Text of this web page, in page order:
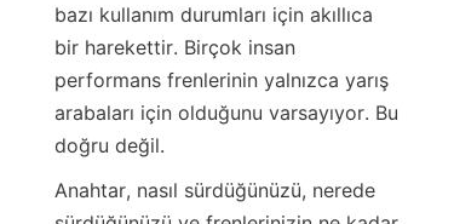
bazı kullanım durumları için akıllıca
bir harekettir. Birçok insan
performans frenlerinin yalnızca yarış
arabaları için olduğunu varsayıyor. Bu
doğru değil.
Anahtar, nasıl sürdüğünüzü, nerede